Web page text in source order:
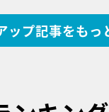
ップ記事をもっ